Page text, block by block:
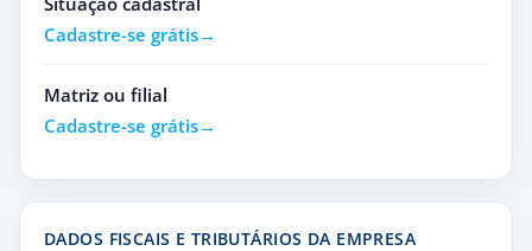
Cadastre-se grátis
Matriz ou filial
Cadastre-se grátis
DADOS FISCAIS E TRIBUTÁRIOS DA EMPRESA